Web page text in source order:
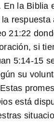
En la Biblia
21:22
si
5:14-15
su
está